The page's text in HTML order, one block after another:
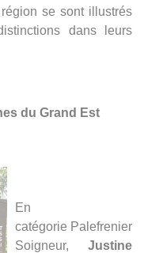
se sont illustrés
dans leurs
du Grand Est
En
catégorie Palefrenier
Soigneur, Justine